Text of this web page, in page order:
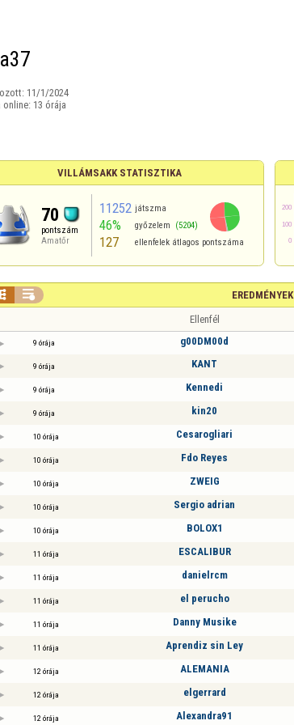
11/1/2024
online: 13 órája
VILLÁMSAKK STATISZTIKA
70
pontszám
Amatőr
11252 játszma
46% győzelem (5204)
127 ellenfelek átlagos pontszáma
EREDMÉNYEK

Ellenfél
9 órája g00DM00d
9 órája KANT
9 órája Kennedi
9 órája kin20
10 órája Cesarogliari
10 órája Fdo Reyes
10 órája ZWEIG
10 órája Sergio adrian
10 órája BOLOX1
11 órája ESCALIBUR
11 órája danielrcm
11 órája el perucho
11 órája Danny Musike
11 órája Aprendiz sin Ley
12 órája ALEMANIA
12 órája elgerrard
12 órája Alexandra91